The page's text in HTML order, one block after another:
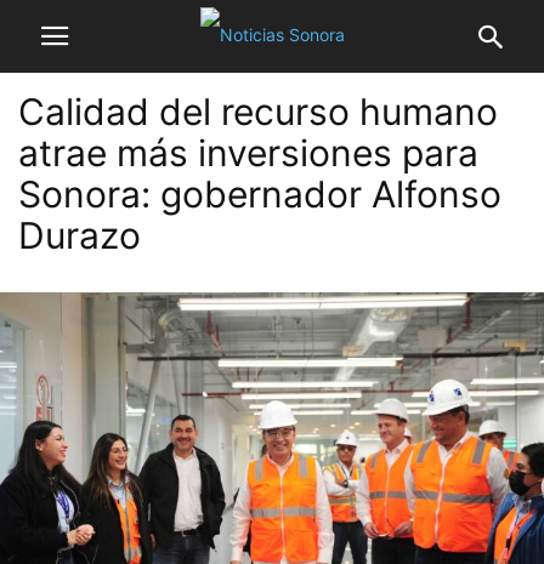
Calidad del recurso humano
atrae más inversiones para
Sonora: gobernador Alfonso
Durazo